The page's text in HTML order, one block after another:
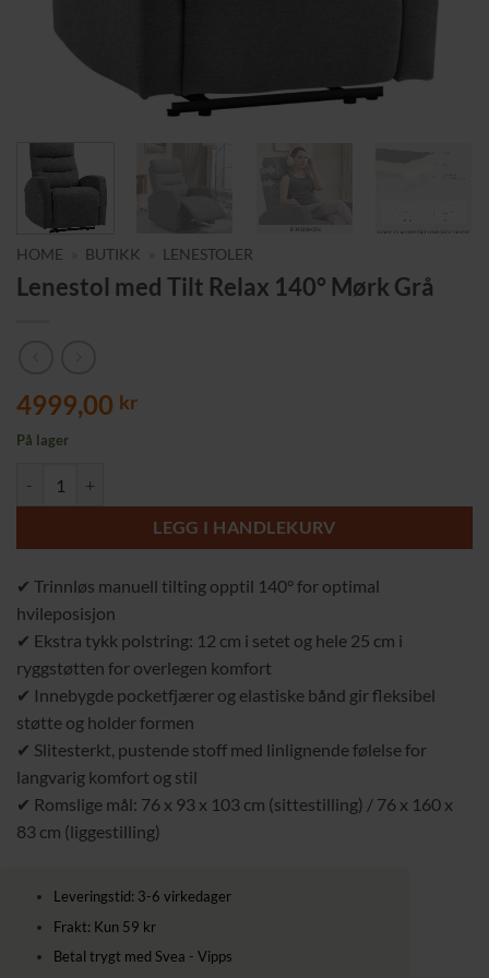
HOME BUTIKK LENESTOLER
Lenestol med Tilt Relax 140° Mørk Grå
4999,00 kr
På lager
LEGG I HANDLEKURV
✔ Trinnløs manuell tilting opptil 140° for optimal
hvileposisjon
✔ Ekstra tykk polstring: 12 cm i setet og hele 25 cm i
ryggstøtten for overlegen komfort
✔ Innebygde pocketfjærer og elastiske bånd gir fleksibel
støtte og holder formen
✔ Slitesterkt, pustende stoff med linlignende følelse for
langvarig komfort og stil
✔ Romslige mål: 76 x 93 x 103 cm (sittestilling) / 76 x 160 x
83 cm (liggestilling)
Leveringstid: 3-6 virkedager
Frakt: Kun 59 kr
Betal trygt med Svea - Vipps